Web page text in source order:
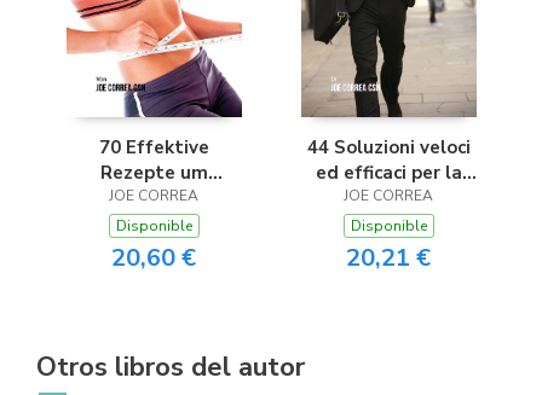
70 Effektive
Rezepte um
Übergewicht
vorzubeugen und zu
bekämpfen
JOE CORREA
Disponible
20,60 €
44 Soluzioni veloci
ed efficaci per la
diarrea e i dolori allo
stomaco
JOE CORREA
Disponible
20,21 €
Otros libros del autor